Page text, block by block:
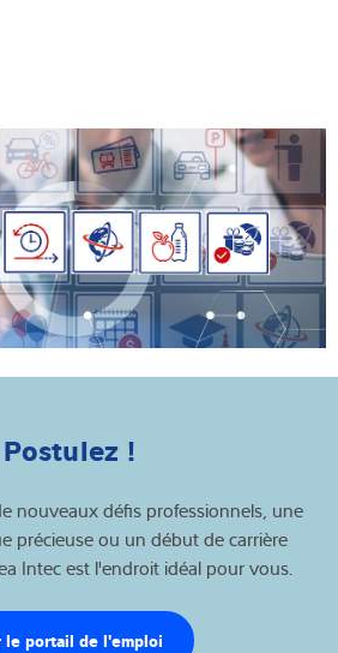
Postulez !
nouveaux défis professionnels, une
précieuse ou un début de carrière
Intec est l'endroit idéal pour vous.
le portail de l'emploi